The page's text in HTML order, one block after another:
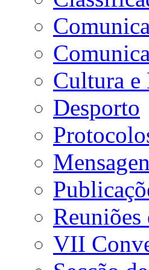
Cultura e
Desporto
Reuniões
VII